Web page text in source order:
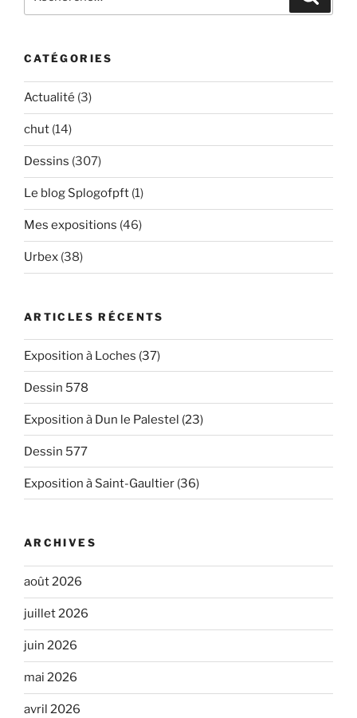
pour
CATÉGORIES
Actualité (3)
chut (14)
Dessins (307)
Le blog Splogofpft (1)
Mes expositions (46)
Urbex (38)
ARTICLES RÉCENTS
Exposition à Loches (37)
Dessin 578
Exposition à Dun le Palestel (23)
Dessin 577
Exposition à Saint-Gaultier (36)
ARCHIVES
août 2026
juillet 2026
juin 2026
mai 2026
avril 2026